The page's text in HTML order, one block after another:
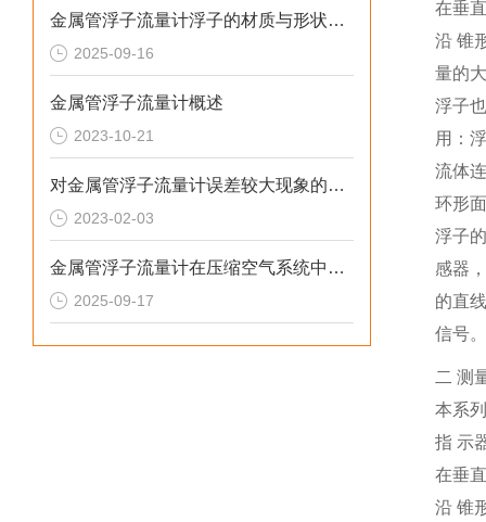
金属管浮子流量计浮子的材质与形状间的关联
2025-09-16
金属管浮子流量计概述
2023-10-21
对金属管浮子流量计误差较大现象的分析
2023-02-03
金属管浮子流量计在压缩空气系统中的能效分析：原理与技术的深度科普
2025-09-17
在垂
沿 锥
量的
浮子
用：
流体
环形
浮子
感器
的直
信号。
二 测
本系
指 示
在垂
沿 锥